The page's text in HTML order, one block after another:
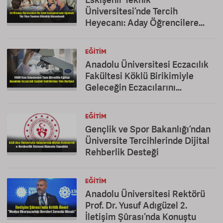
Üniversitesi’nde Tercih
Heyecanı: Aday Öğrencilere
EĞITIM
Anadolu Üniversitesi Eczacılık
Fakültesi Köklü Birikimiyle
Geleceğin Eczacılarını
EĞITIM
Gençlik ve Spor Bakanlığı’ndan
Üniversite Tercihlerinde Dijital
Rehberlik Desteği
EĞITIM
Anadolu Üniversitesi Rektörü
Prof. Dr. Yusuf Adıgüzel 2.
İletişim Şûrası’nda Konuştu